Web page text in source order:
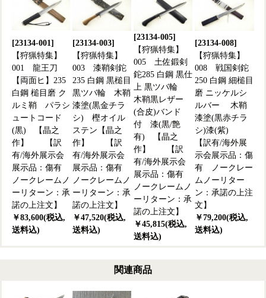
[23134-001]
【狩猟特集】
001 龍王刀
【両面ヒ】235
白鋼 槌目磨 ク
ルミ鞘 パラシ
ュートコード
(黒) 【晶之
作】 【訳
有/海外展示会
展示品：傷有
ノークレームノ
ーリターン：承
諾の上注文】
￥83,600(税込,
送料込)
[23134-003]
【狩猟特集】
003 漆鞘剣鉈
235 白鋼 黒槌目
黒ツバ輪 木鞘
漆塗(黒金チラ
シ) 樫オイル
ステン【晶之
作】 【訳
有/海外展示会
展示品：傷有
ノークレームノ
ーリターン：承
諾の上注文】
￥47,520(税込,
送料込)
[23134-005]
【狩猟特集】
005 土佐鍛剣
鉈285 白鋼 黒仕
上 黒ツバ輪
木鞘黒レザー
(合皮)バンド
付 漆(黒/艶
有) 【晶之
作】 【訳
有/海外展示会
展示品：傷有
ノークレームノ
ーリターン：承
諾の上注文】
￥45,815(税込,
送料込)
[23134-008]
【狩猟特集】
008 戦国剣鉈
250 白鋼 細槌目
磨 ニッケルシ
ルバー 木鞘
漆塗(黒赤チラ
シ)漆(紫)
【訳有/海外展
示会展示品：傷
有 ノークレー
ムノーリター
ン：承諾の上注
文】
￥79,200(税込,
送料込)
関連商品